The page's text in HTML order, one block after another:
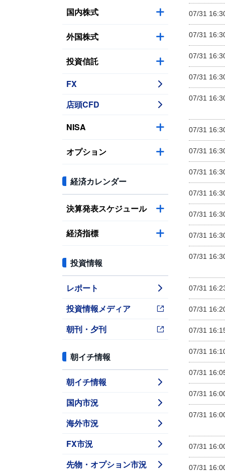
国内株式
外国株式
投資信託
FX
店頭CFD
NISA
オプション
経済カレンダー
決算発表スケジュール
経済指標
投資情報
レポート
投資情報メディア
朝刊・夕刊
朝イチ情報
朝イチ情報
国内市況
海外市況
FX市況
先物・オプション市況
07/31
07/31
07/31
07/31
07/31
07/31
07/31
07/31
07/31
07/31
07/31
07/31
07/31
07/31
07/31
07/31
07/31
07/31
07/31
07/31
07/31